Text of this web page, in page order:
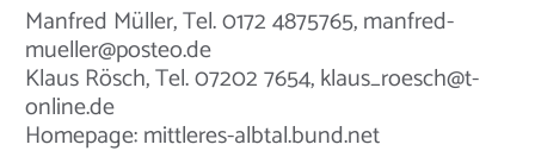
Manfred Müller, Tel. 0172 4875765, manfred-
mueller@posteo.de
Klaus Rösch, Tel. 07202 7654, klaus_roesch@t-
online.de
Homepage: mittleres-albtal.bund.net